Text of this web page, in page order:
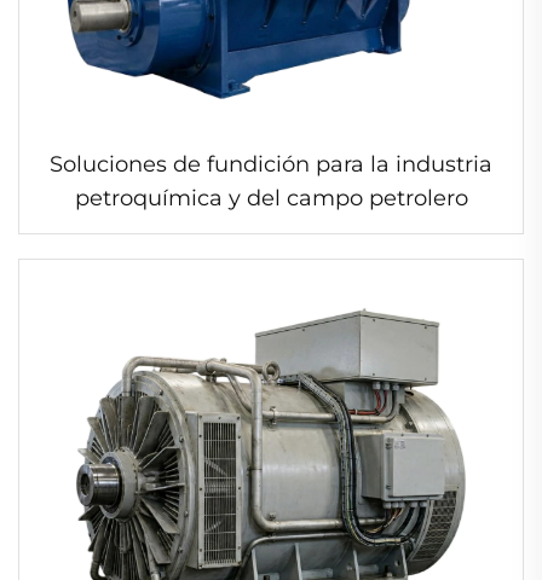
Soluciones de fundición para la industria
petroquímica y del campo petrolero